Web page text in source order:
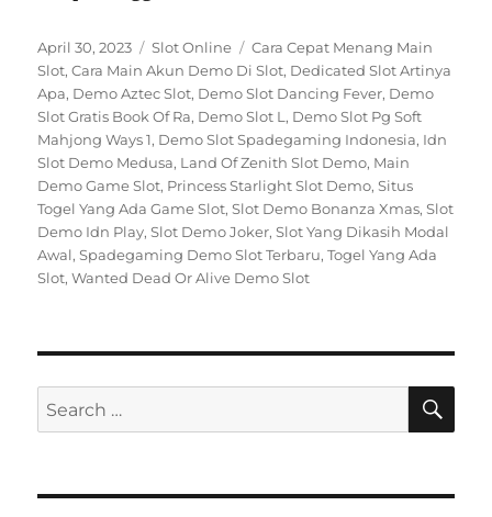
Posted
on
April 30, 2023 Categories
Slot Online Tags
Cara Cepat Menang Main
Slot,Cara Main Akun Demo Di Slot, Dedicated Slot Artinya
Apa, Demo Aztec Slot, Demo Slot Dancing Fever, Demo
Slot Gratis Book Of Ra, Demo Slot L , Demo Slot Pg Soft
Mahjong Ways 1, Demo Slot Spadegaming Indonesia, Idn
Slot Demo Medusa, Land Of Zenith Slot Demo, Main
Demo Game Slot, Princess Starlight Slot Demo,Situs
Togel Yang Ada Game Slot,Slot Demo Bonanza Xmas,Slot
Demo Idn Play,Slot Demo Joker,Slot Yang Dikasih Modal
Awal,Spadegaming Demo Slot Terbaru,Togel Yang Ada
Slot,Wanted Dead Or Alive Demo Slot
Search
for: